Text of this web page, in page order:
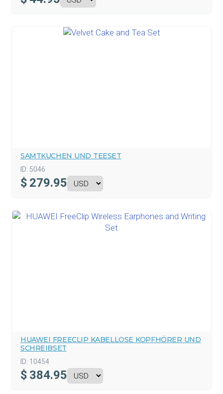
SAMTKUCHEN UND TEESET
ID: 5046
$ 279.95
HUAWEI FREECLIP KABELLOSE KOPFHÖRER UND
SCHREIBSET
ID: 10454
$ 384.95